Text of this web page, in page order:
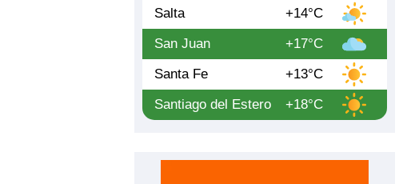
Salta
+14°C
San Juan
+17°C
Santa Fe
+13°C
Santiago del Estero
+18°C